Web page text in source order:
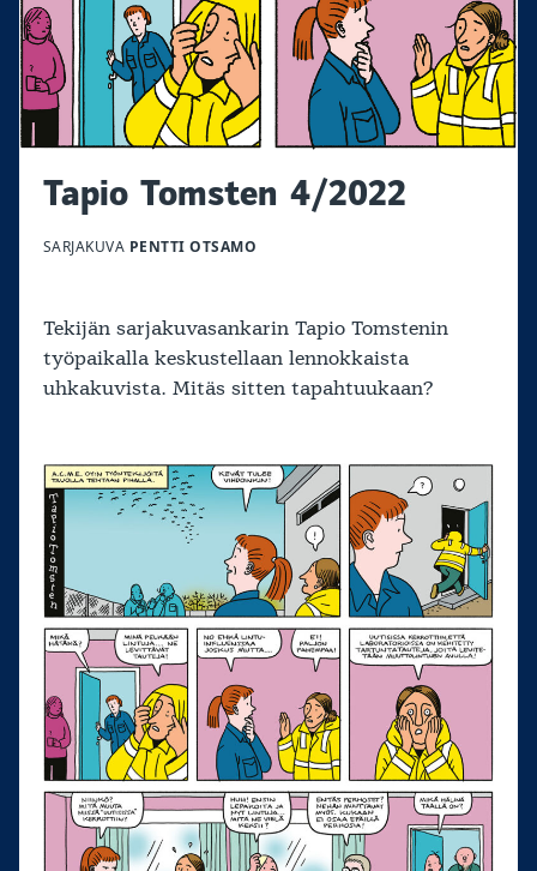
Tapio Tomsten 4/2022
SARJAKUVA PENTTI OTSAMO
Tekijän sarjakuvasankarin Tapio Tomstenin
työpaikalla keskustellaan lennokkaista
uhkakuvista. Mitäs sitten tapahtuukaan?